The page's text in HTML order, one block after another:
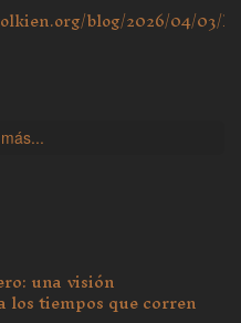
blog/2026/04/03/
una visión
tiempos que corren